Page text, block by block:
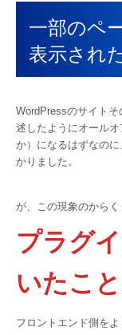
一部のペ
表示され
WordPressのサイト
述したようにオール
か）になるはずなの
かりました。
が、この現象のからく
プラグ
いたこと
フロントエンド側をよ